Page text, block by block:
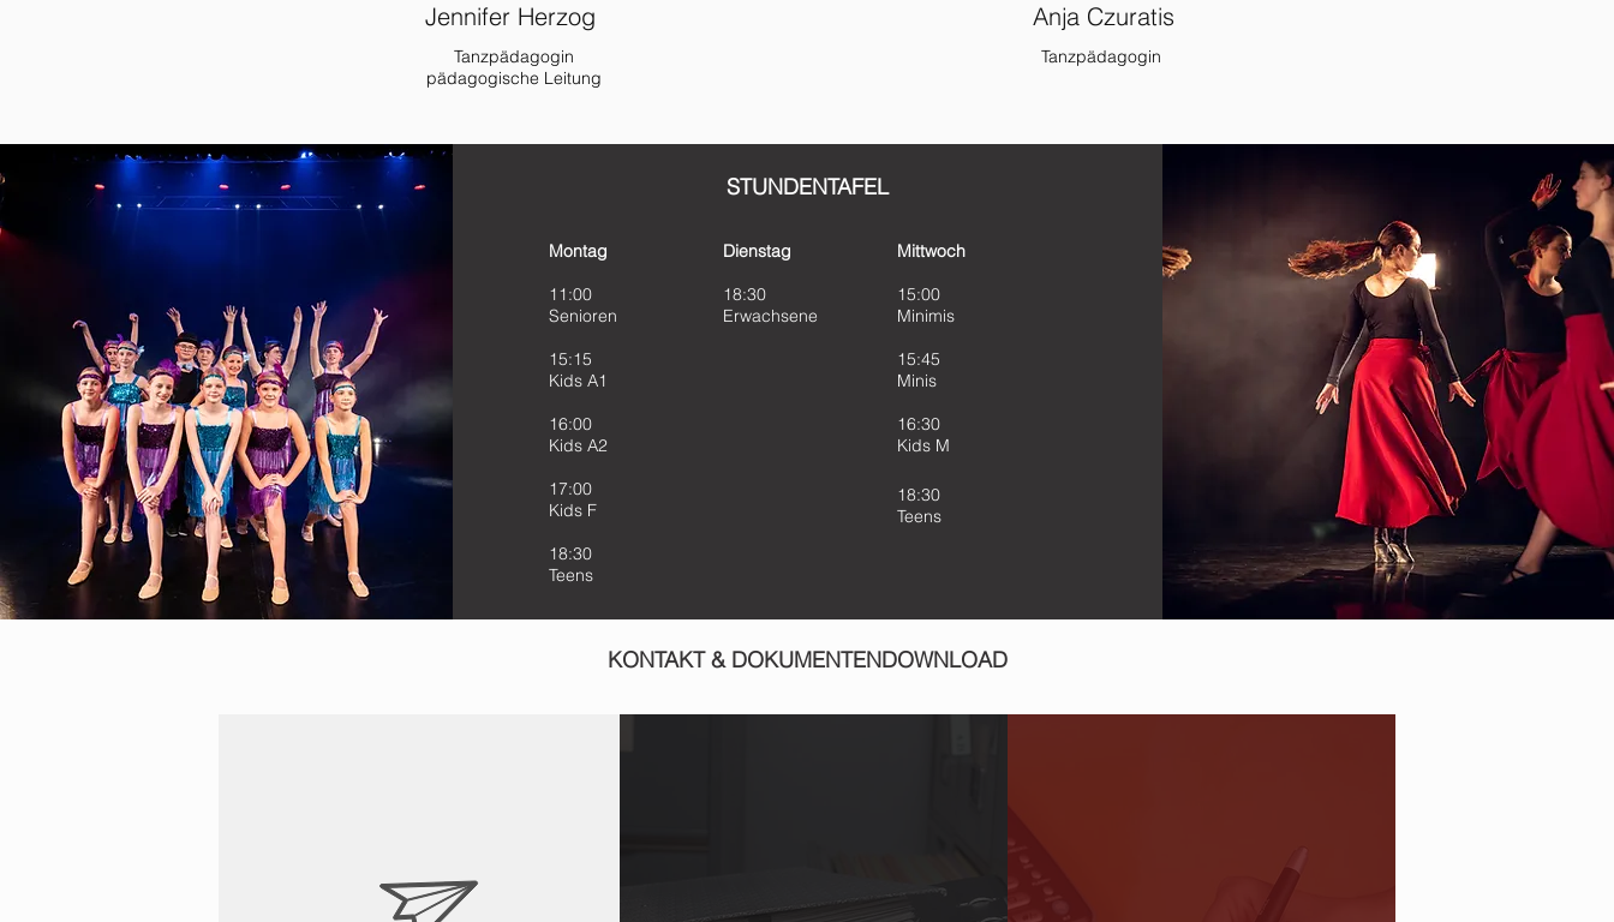
Jennifer Herzog
Tanzpädagogin
pädagogische Leitung
Anja Czuratis
Tanzpädagogin
STUNDENTAFEL
Montag
11:00
Senioren
15:15
Kids A1
16:00
Kids A2
17:00
Kids F
18:30
Teens
Dienstag
18:30
Erwachsene
Mittwoch
15:00
Minimis
15:45
Minis
16:30
Kids M
18:30
Teens
KONTAKT & DOKUMENTENDOWNLOAD